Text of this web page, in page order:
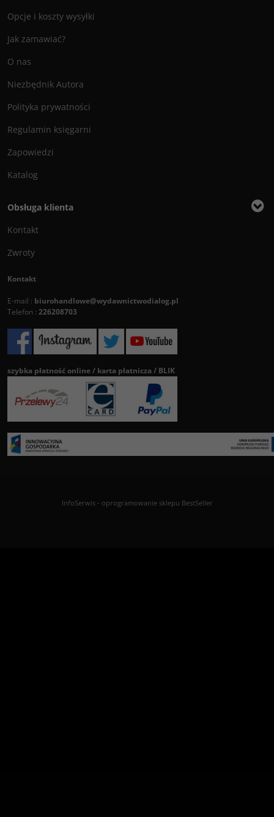
Opcje i koszty wysyłki
Jak zamawiać?
O nas
Niezbędnik Autora
Polityka prywatności
Regulamin księgarni
Zapowiedzi
Katalog
Obsługa klienta
Kontakt
Zwroty
Kontakt
E-mail : biurohandlowe@wydawnictwodialog.pl
Telefon : 226208703
szybka płatność online / karta płatnicza / BLIK
InfoSerwis- oprogramowanie sklepu BestSeller